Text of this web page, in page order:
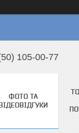
105-00-77
ФОТО ТА